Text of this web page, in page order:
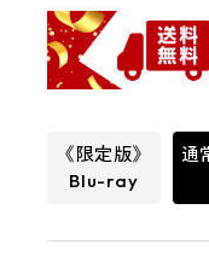
《限定版》
Blu-ray
通